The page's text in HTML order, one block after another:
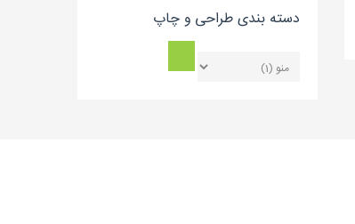
دسته بندی طراحی و چاپ